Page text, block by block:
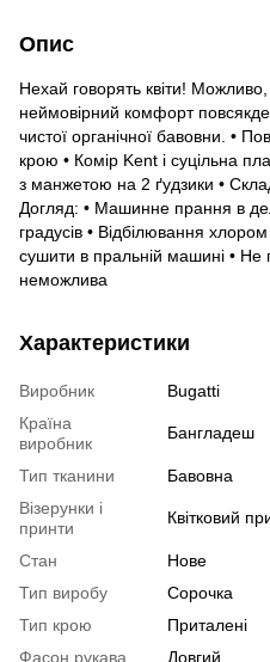
Опис
Нехай говорять квіти!
неймовірний комфорт
чистої органічної бавовни. •
крою • Комір Kent і суцільна
з манжетою на 2 ґудзики •
Догляд: • Машинне прання в
градусів • Відбілювання
сушити в пральній машині • Не
неможлива
Характеристики
Виробник
Bugatti
Країна
виробник
Бангладеш
Тип тканини
Бавовна
Візерунки і
принти
Квітковий
Стан
Нове
Тип виробу
Сорочка
Тип крою
Приталені
Фасон рукава
Довгий